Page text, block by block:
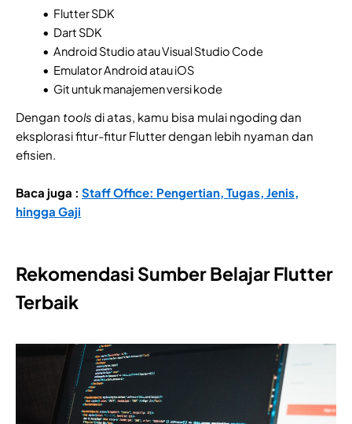
Flutter SDK
Dart SDK
Android Studio atau Visual Studio Code
Emulator Android atau iOS
Git untuk manajemen versi kode
Dengan tools di atas, kamu bisa mulai ngoding dan
eksplorasi fitur-fitur Flutter dengan lebih nyaman dan
efisien.
Baca juga : Staff Office: Pengertian, Tugas, Jenis,
hingga Gaji
Rekomendasi Sumber Belajar Flutter
Terbaik